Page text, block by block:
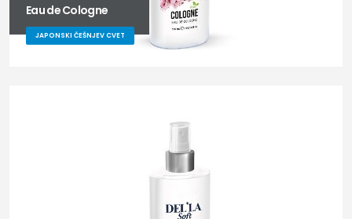
Eau de Cologne
JAPONSKI ČEŠNJEV CVET